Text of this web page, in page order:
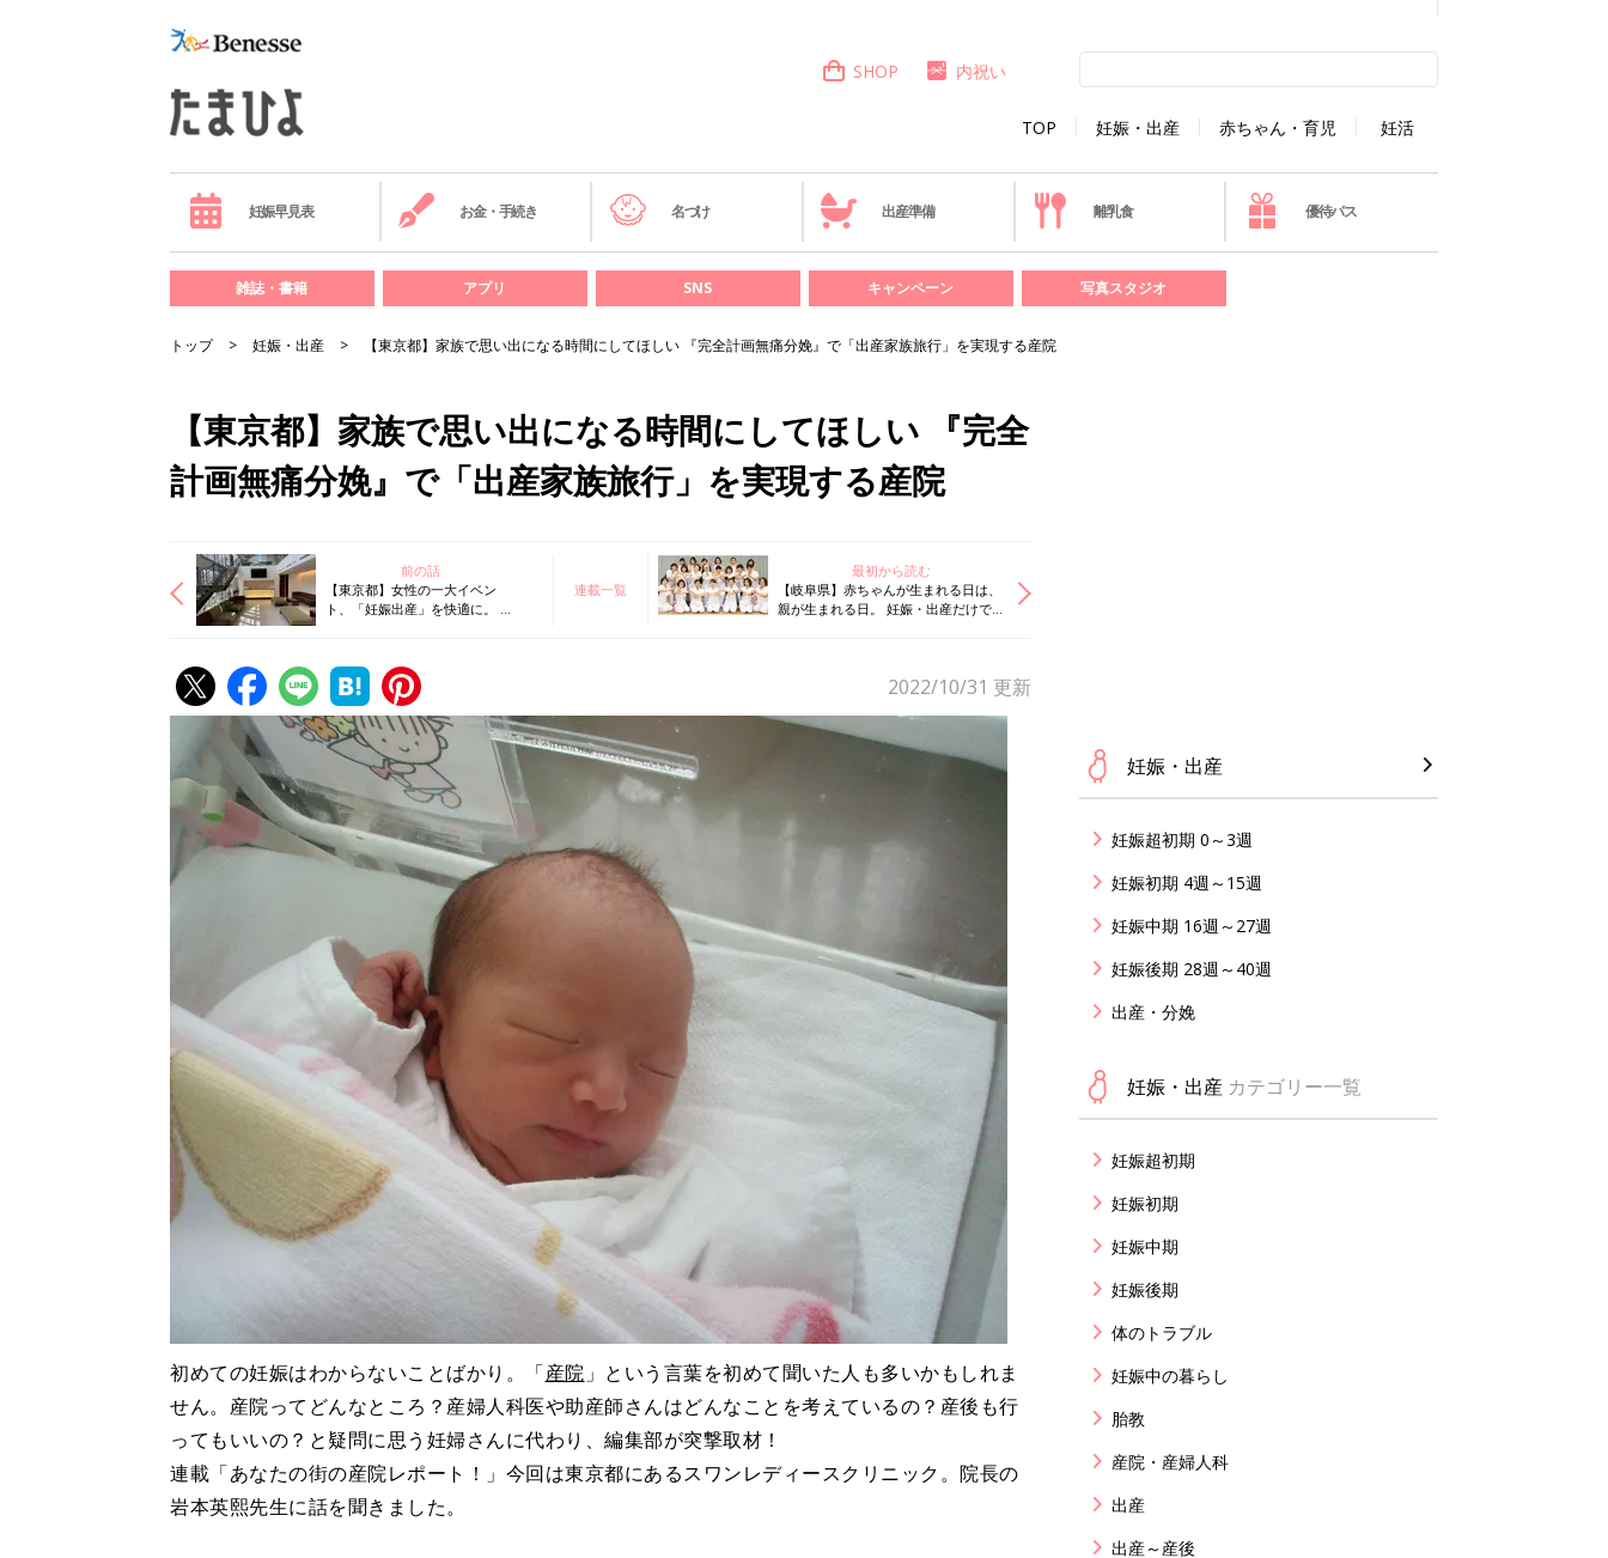
TOP 妊娠・出産 赤ちゃん・育児 妊活
SHOP 内祝い
妊娠早見表 お金・手続き 名づけ 出産準備 離乳食 優待パス
雑誌・書籍 アプリ SNS キャンペーン 写真スタジオ
トップ 妊娠・出産 【東京都】家族で思い出になる時間にしてほしい 『完全計画無痛分娩』で「出産家族旅行」を実現する産院
【東京都】家族で思い出になる時間にしてほしい 『完全
計画無痛分娩』で「出産家族旅行」を実現する産院
前の話
【東京都】女性の一大イベン
ト、「妊娠出産」を快適に。 地
連載一覧
最初から読む
【岐阜県】赤ちゃんが生まれる日は、
親が生まれる日。 妊娠・出産だけでな
2022/10/31 更新
初めての妊娠はわからないことばかり。「産院 」という言葉を初めて聞いた人も多いかもしれま
せん。産院ってどんなところ？産婦人科医や助産師さんはどんなことを考えているの？産後も行
ってもいいの？と疑問に思う妊婦さんに代わり、編集部が突撃取材！
連載「あなたの街の産院レポート！」今回は東京都にあるスワンレディースクリニック。院長の
岩本英熙先生に話を聞きました。
妊娠・出産
妊娠超初期 0～3週
妊娠初期 4週～15週
妊娠中期 16週～27週
妊娠後期 28週～40週
出産・分娩
妊娠・出産 カテゴリー一覧
妊娠超初期
妊娠初期
妊娠中期
妊娠後期
体のトラブル
妊娠中の暮らし
胎教
産院・産婦人科
出産
出産～産後